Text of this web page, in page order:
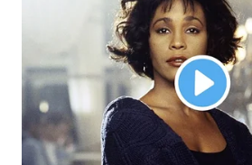
TINGGI
WN
PAKPAK